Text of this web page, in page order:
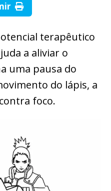
terapêutico
a aliviar o
uma pausa do
do lápis, a
foco.